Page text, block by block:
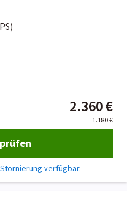
2.360 €
1.180 €
verfügbar.